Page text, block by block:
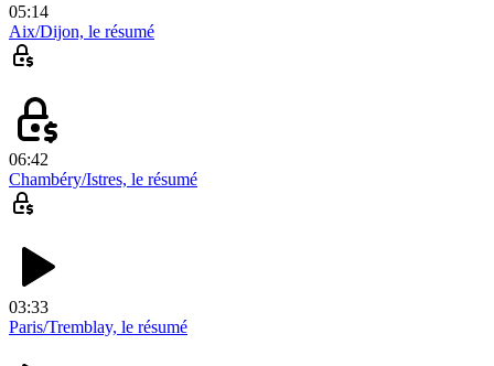
05:14
Aix/Dijon, le résumé
06:42
Chambéry/Istres, le résumé
03:33
Paris/Tremblay, le résumé